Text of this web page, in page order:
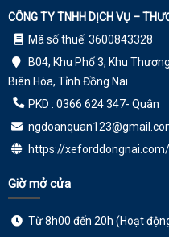
CÔNG TY TNHH DỊCH VỤ –
Mã số thuế: 3600843328
B04, Khu Phố 3, Khu
Biên Hòa, Tỉnh Đồng Nai
PKD : 0366 624 347- Quân
https://xeforddongnai.com/
Giờ mở cửa
Từ 8h00 đến 20h (Hoạt